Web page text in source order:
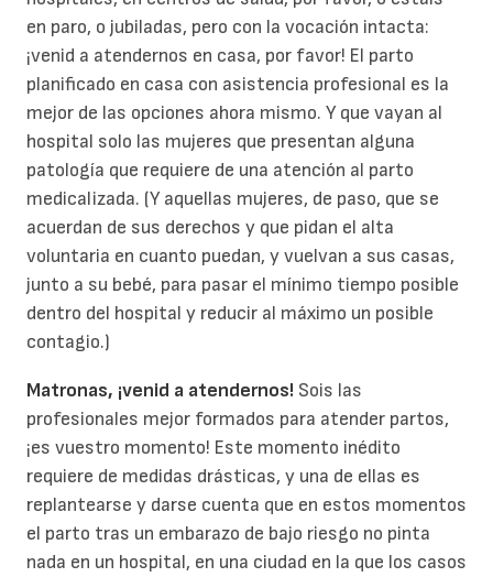
en paro, o jubiladas, pero con la vocación intacta:
¡venid a atendernos en casa, por favor! El parto
planificado en casa con asistencia profesional es la
mejor de las opciones ahora mismo. Y que vayan al
hospital solo las mujeres que presentan alguna
patología que requiere de una atención al parto
medicalizada. (Y aquellas mujeres, de paso, que se
acuerdan de sus derechos y que pidan el alta
voluntaria en cuanto puedan, y vuelvan a sus casas,
junto a su bebé, para pasar el mínimo tiempo posible
dentro del hospital y reducir al máximo un posible
contagio.)
Matronas, ¡venid a atendernos! Sois las
profesionales mejor formados para atender partos,
¡es vuestro momento! Este momento inédito
requiere de medidas drásticas, y una de ellas es
replantearse y darse cuenta que en estos momentos
el parto tras un embarazo de bajo riesgo no pinta
nada en un hospital, en una ciudad en la que los casos